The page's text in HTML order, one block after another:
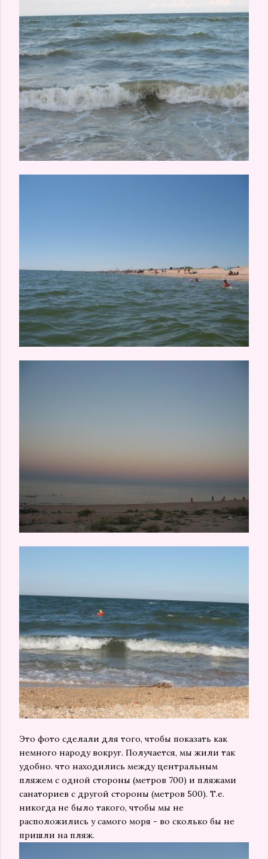
Это фото сделали для того, чтобы показать как
немного народу вокруг. Получается, мы жили так
удобно. что находились между центральным
пляжем с одной стороны (метров 700) и пляжами
санаториев с другой стороны (метров 500). Т.е.
никогда не было такого, чтобы мы не
расположились у самого моря - во сколько бы не
пришли на пляж.